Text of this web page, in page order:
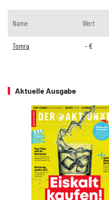
Name Wert
Tomra -€
Aktuelle Ausgabe